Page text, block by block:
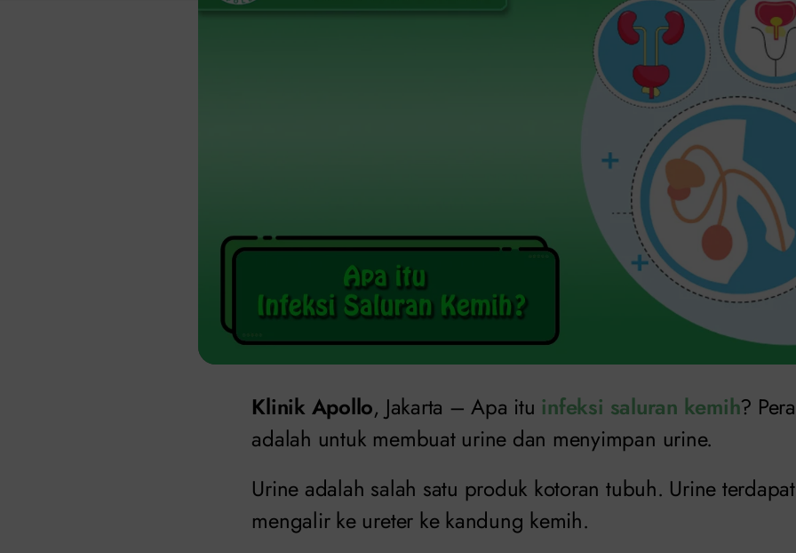
Klinik Apollo, Jakarta – Apa itu infeksi saluran kemih?
adalah untuk membuat urine dan menyimpan urine.
Urine adalah salah satu produk kotoran tubuh. Urine
mengalir ke ureter ke kandung kemih.